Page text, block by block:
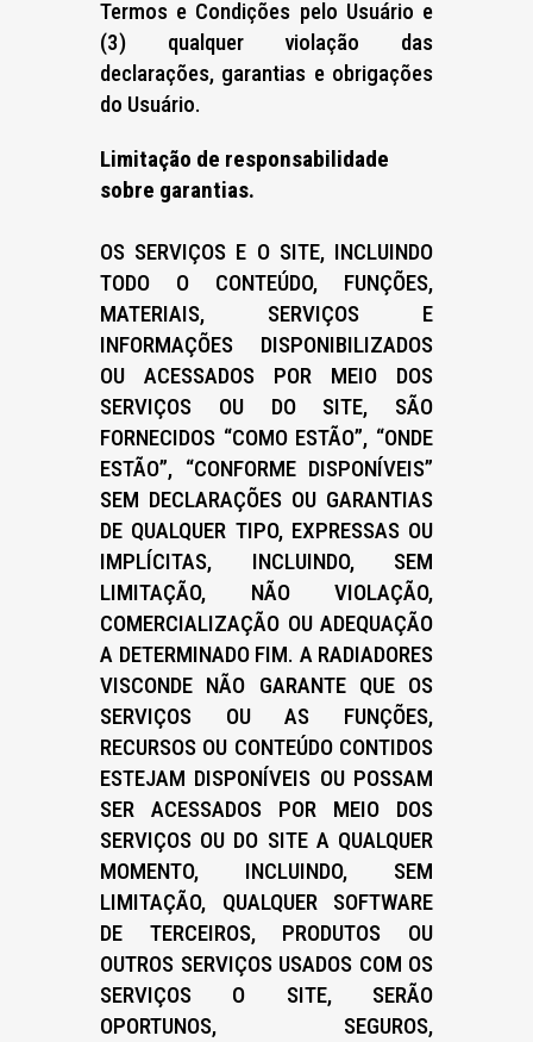
Termos e Condições pelo Usuário e
(3) qualquer violação das
declarações, garantias e obrigações
do Usuário.
Limitação de responsabilidade
sobre garantias.
OS SERVIÇOS E O SITE, INCLUINDO
TODO O CONTEÚDO, FUNÇÕES,
MATERIAIS, SERVIÇOS E
INFORMAÇÕES DISPONIBILIZADOS
OU ACESSADOS POR MEIO DOS
SERVIÇOS OU DO SITE, SÃO
FORNECIDOS “COMO ESTÃO”, “ONDE
ESTÃO”, “CONFORME DISPONÍVEIS”
SEM DECLARAÇÕES OU GARANTIAS
DE QUALQUER TIPO, EXPRESSAS OU
IMPLÍCITAS, INCLUINDO, SEM
LIMITAÇÃO, NÃO VIOLAÇÃO,
COMERCIALIZAÇÃO OU ADEQUAÇÃO
A DETERMINADO FIM. A RADIADORES
VISCONDE NÃO GARANTE QUE OS
SERVIÇOS OU AS FUNÇÕES,
RECURSOS OU CONTEÚDO CONTIDOS
ESTEJAM DISPONÍVEIS OU POSSAM
SER ACESSADOS POR MEIO DOS
SERVIÇOS OU DO SITE A QUALQUER
MOMENTO, INCLUINDO, SEM
LIMITAÇÃO, QUALQUER SOFTWARE
DE TERCEIROS, PRODUTOS OU
OUTROS SERVIÇOS USADOS COM OS
SERVIÇOS O SITE, SERÃO
OPORTUNOS, SEGUROS,